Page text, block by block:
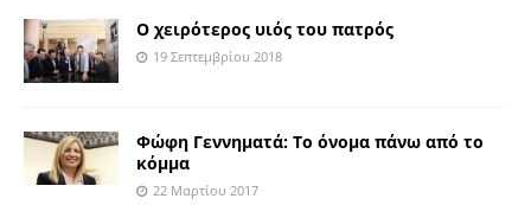
Ο χειρότερος υιός του πατρός
19 Σεπτεμβρίου 2018
Φώφη Γεννηματά: Το όνομα πάνω από το
κόμμα
22 Μαρτίου 2017